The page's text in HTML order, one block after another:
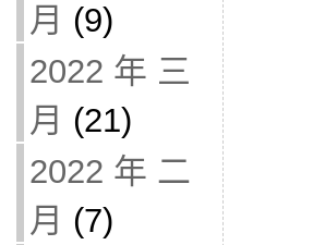
月 (9)
2022 年 三
月 (21)
2022 年 二
月 (7)